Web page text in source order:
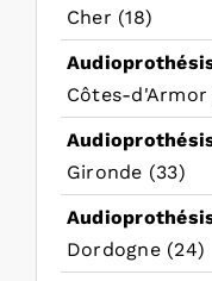
Cher (18)
Côtes-d'Armor
Gironde (33)
Dordogne (24)